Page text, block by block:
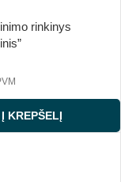
rinkinys
Į KREPŠELĮ